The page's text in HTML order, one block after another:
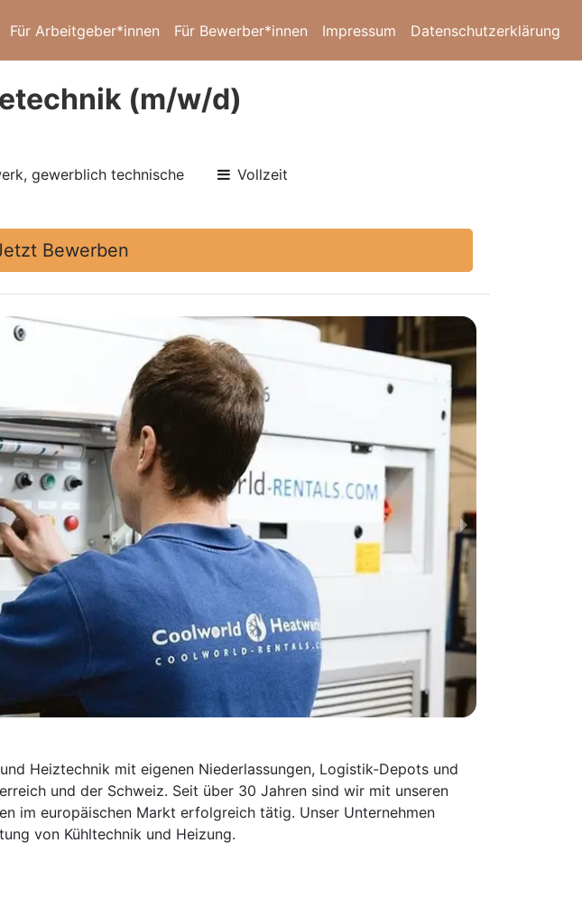
Für Arbeitgeber*innen Für Bewerber*innen Impressum Datenschutzerklärung
(m/w/d)
gewerblich technische
Vollzeit
Bewerben
Heiztechnik mit eigenen Niederlassungen, Logistik-Depots und
und der Schweiz. Seit über 30 Jahren sind wir mit unseren
im europäischen Markt erfolgreich tätig. Unser Unternehmen
von Kühltechnik und Heizung.